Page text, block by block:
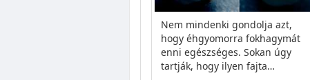
Nem mindenki gondolja azt,
hogy éhgyomorra fokhagymát
enni egészséges. Sokan úgy
tartják, hogy ilyen fajta…